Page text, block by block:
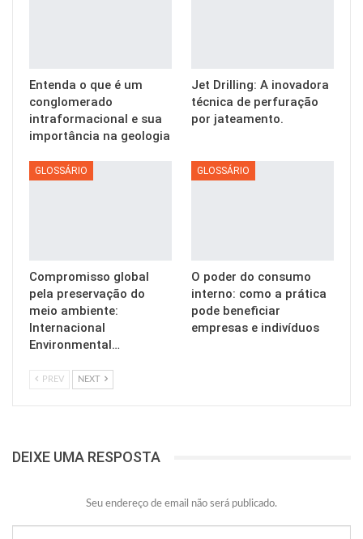
Entenda o que é um
conglomerado
intraformacional e sua
importância na geologia
Jet Drilling: A inovadora
técnica de perfuração
por jateamento.
GLOSSÁRIO
Compromisso global
pela preservação do
meio ambiente:
Internacional
Environmental…
GLOSSÁRIO
O poder do consumo
interno: como a prática
pode beneficiar
empresas e indivíduos
PREV NEXT
DEIXE UMA RESPOSTA
Seu endereço de email não será publicado.